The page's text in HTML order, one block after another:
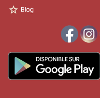
 Blog